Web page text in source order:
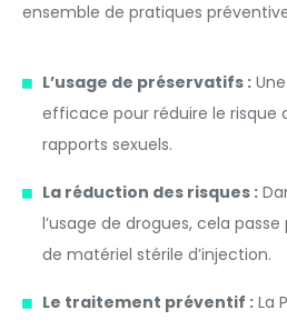
ensemble de pratiques
L’usage de préservatifs :
efficace pour réduire le risque
rapports sexuels.
La réduction des risques :
l’usage de drogues, cela
de matériel stérile d’injection.
Le traitement préventif :La